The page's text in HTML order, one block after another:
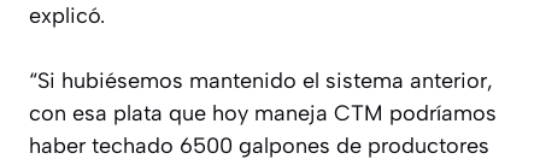
explicó.
“Si hubiésemos mantenido el sistema anterior,
con esa plata que hoy maneja CTM podríamos
haber techado 6500 galpones de productores